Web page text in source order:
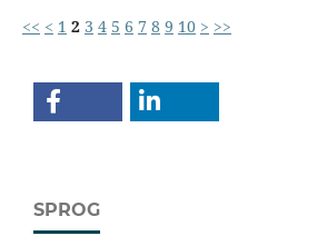
<< < 1 2 3 4 5 6 7 8 9 10 > >>
SPROG